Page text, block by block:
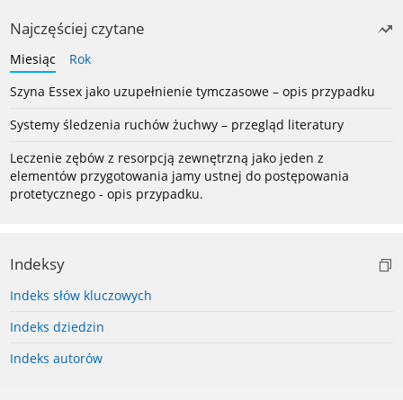
Najczęściej czytane
Miesiąc
Rok
Szyna Essex jako uzupełnienie tymczasowe – opis przypadku
Systemy śledzenia ruchów żuchwy – przegląd literatury
Leczenie zębów z resorpcją zewnętrzną jako jeden z
elementów przygotowania jamy ustnej do postępowania
protetycznego - opis przypadku.
Indeksy
Indeks słów kluczowych
Indeks dziedzin
Indeks autorów